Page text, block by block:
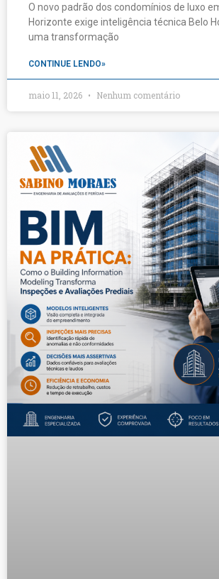
O novo padrão dos condomínios de luxo
Horizonte exige inteligência técnica Belo
uma transformação
CONTINUE LENDO»
maio 11, 2026 Nenhum comentário